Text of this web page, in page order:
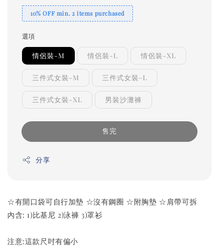
10% OFF min. 2 items purchased
選項
情侶裝-M 情侶裝-L 情侶裝-XL
三件式女裝-M 三件式女裝-L
三件式女裝-XL 男裝沙灘褲
售完
分享
☆有開口袋可自行加墊 ☆沒有鋼圈 ☆附胸墊 ☆肩帶可拆
內含: 1)比基尼 2)泳褲 3)罩衫
注意:這款尺吋有偏小